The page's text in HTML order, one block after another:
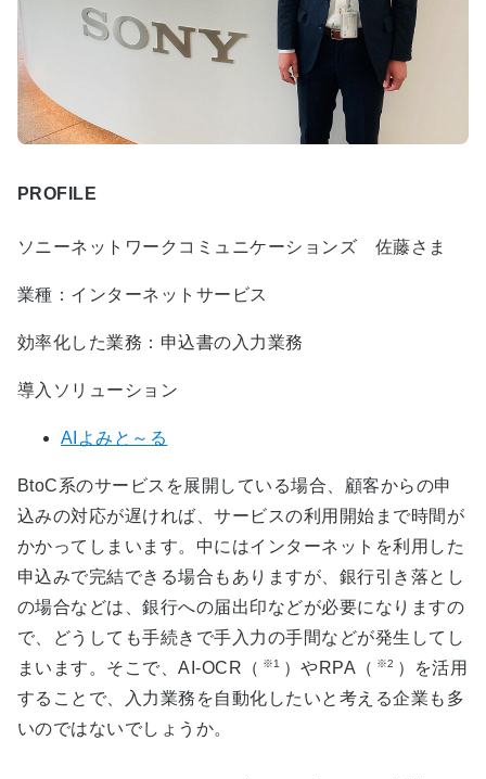
PROFILE
ソニーネットワークコミュニケーションズ 佐藤さま
業種：インターネットサービス
効率化した業務：申込書の入力業務
導入ソリューション
AIよみと～る
BtoC系のサービスを展開している場合、顧客からの申
込みの対応が遅ければ、サービスの利用開始まで時間が
かかってしまいます。中にはインターネットを利用した
申込みで完結できる場合もありますが、銀行引き落とし
の場合などは、銀行への届出印などが必要になりますの
で、どうしても手続きで手入力の手間などが発生してし
まいます。そこで、AI-OCR（ ※1 ）やRPA（ ※2 ）を活用
することで、入力業務を自動化したいと考える企業も多
いのではないでしょうか。